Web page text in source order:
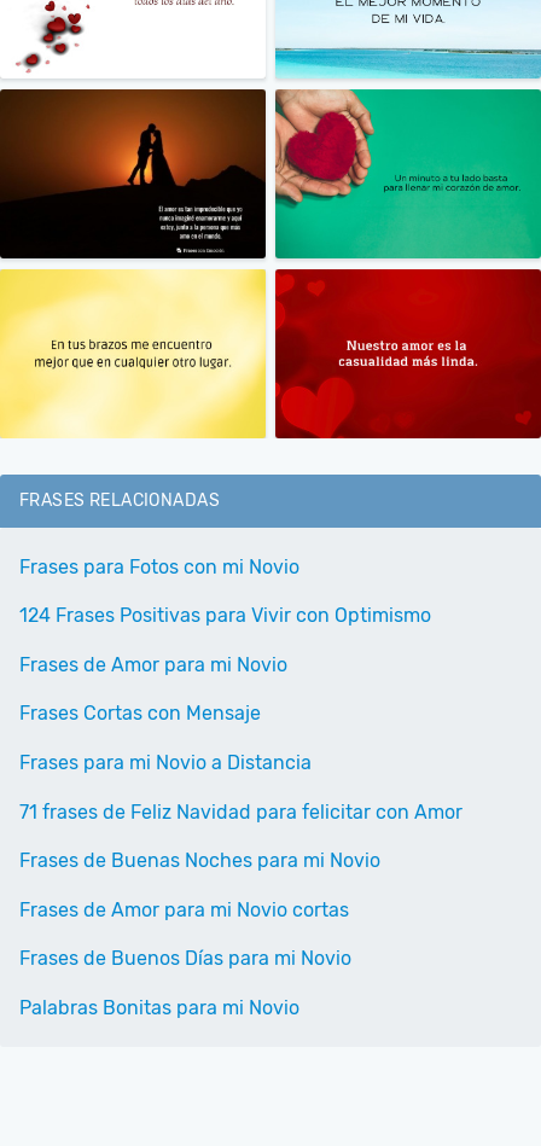
FRASES RELACIONADAS
Frases para Fotos con mi Novio
124 Frases Positivas para Vivir con Optimismo
Frases de Amor para mi Novio
Frases Cortas con Mensaje
Frases para mi Novio a Distancia
71 frases de Feliz Navidad para felicitar con Amor
Frases de Buenas Noches para mi Novio
Frases de Amor para mi Novio cortas
Frases de Buenos Días para mi Novio
Palabras Bonitas para mi Novio